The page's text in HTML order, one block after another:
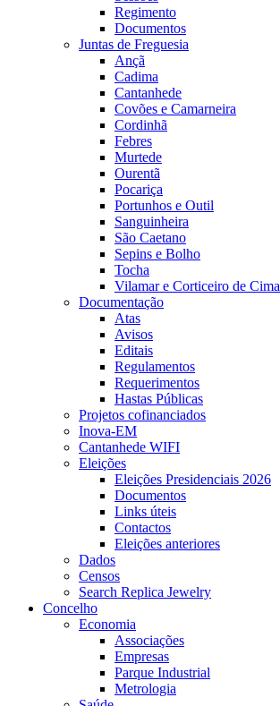
Regimento
Documentos
Juntas de Freguesia
Ançã
Cadima
Cantanhede
Covões e Camarneira
Cordinhã
Febres
Murtede
Ourentã
Pocariça
Portunhos e Outil
Sanguinheira
São Caetano
Sepins e Bolho
Tocha
Vilamar e Corticeiro de Cima
Documentação
Atas
Avisos
Editais
Regulamentos
Requerimentos
Hastas Públicas
Projetos cofinanciados
Inova-EM
Cantanhede WIFI
Eleições
Eleições Presidenciais 2026
Documentos
Links úteis
Contactos
Eleições anteriores
Dados
Censos
Search Replica Jewelry
Concelho
Economia
Associações
Empresas
Parque Industrial
Metrologia